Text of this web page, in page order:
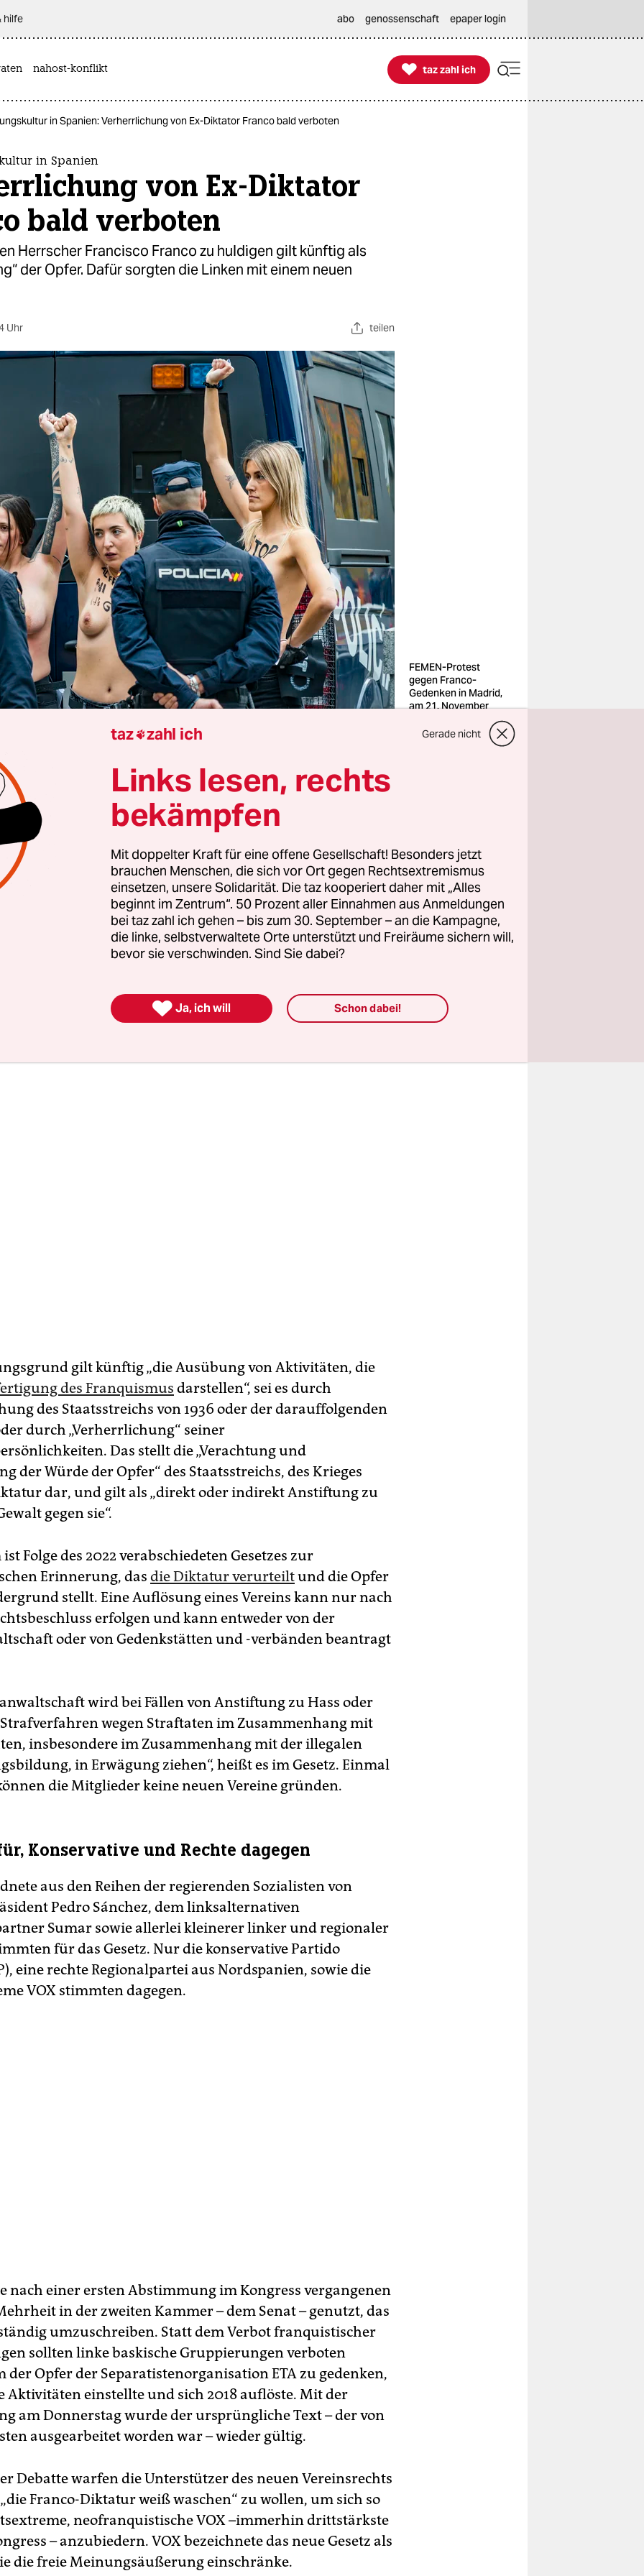
hilfe abo genossenschaft epaper login
nahost-konflikt 
taz zahl ich
taz zahl ich
in Spanien: Verherrlichung von Ex-Diktator Franco bald verboten
in Spanien
von Ex-Diktator
bald verboten
Herrscher Francisco Franco zu huldigen gilt künftig als
der Opfer. Dafür sorgten die Linken mit einem neuen
Uhr teilen
FEMEN-Protest
gegen Franco-
Gedenken in Madrid,
am 21. November
Foto: Celestino Arce
Reiner Wandler
Parlament – der Kongress – hat am Donnerstagmittag
des Gesetzes zur Regelung des Vereinsrechts
Damit können jetzt Organisationen und
aufgelöst werden, die das Franco-Regime
wird davon die Nationale Stiftung Francisco Franco
die bisher alle steuerlichen Privilegien einer Stiftung
gilt künftig „die Ausübung von Aktivitäten, die
des Franquismus darstellen“, sei es durch
des Staatsstreichs von 1936 oder der darauffolgenden
durch „Verherrlichung“ seiner
Das stellt die „Verachtung und
der Würde der Opfer“ des Staatsstreichs, des Krieges
dar, und gilt als „direkt oder indirekt Anstiftung zu
gegen sie“.
Folge des 2022 verabschiedeten Gesetzes zur
Erinnerung, das die Diktatur verurteiltund die Opfer
stellt. Eine Auflösung eines Vereins kann nur nach
erfolgen und kann entweder von der
oder von Gedenkstätten und -verbänden beantragt
wird bei Fällen von Anstiftung zu Hass oder
wegen Straftaten im Zusammenhang mit
insbesondere im Zusammenhang mit der illegalen
in Erwägung ziehen“, heißt es im Gesetz. Einmal
die Mitglieder keine neuen Vereine gründen.
Konservative und Rechte dagegen
aus den Reihen der regierenden Sozialisten von
Pedro Sánchez, dem linksalternativen
Sumar sowie allerlei kleinerer linker und regionaler
für das Gesetz. Nur die konservative Partido
eine rechte Regionalpartei aus Nordspanien, sowie die
VOX stimmten dagegen.
nach einer ersten Abstimmung im Kongress vergangenen
in der zweiten Kammer – dem Senat – genutzt, das
umzuschreiben. Statt dem Verbot franquistischer
sollten linke baskische Gruppierungen verboten
der Opfer der Separatistenorganisation ETA zu gedenken,
Aktivitäten einstellte und sich 2018 auflöste. Mit der
am Donnerstag wurde der ursprüngliche Text – der von
ausgearbeitet worden war – wieder gültig.
Debatte warfen die Unterstützer des neuen Vereinsrechts
Franco-Diktatur weiß waschen“ zu wollen, um sich so
neofranquistische VOX –immerhin drittstärkste
– anzubiedern. VOX bezeichnete das neue Gesetz als
die freie Meinungsäußerung einschränke.
taz zahl ich Gerade nicht
Links lesen, rechts
bekämpfen
Mit doppelter Kraft für eine offene Gesellschaft! Besonders jetzt
brauchen Menschen, die sich vor Ort gegen Rechtsextremismus
einsetzen, unsere Solidarität. Die taz kooperiert daher mit „Alles
beginnt im Zentrum“. 50 Prozent aller Einnahmen aus Anmeldungen
bei taz zahl ich gehen – bis zum 30. September – an die Kampagne,
die linke, selbstverwaltete Orte unterstützt und Freiräume sichern will,
bevor sie verschwinden. Sind Sie dabei?
 Ja, ich will Schon dabei!